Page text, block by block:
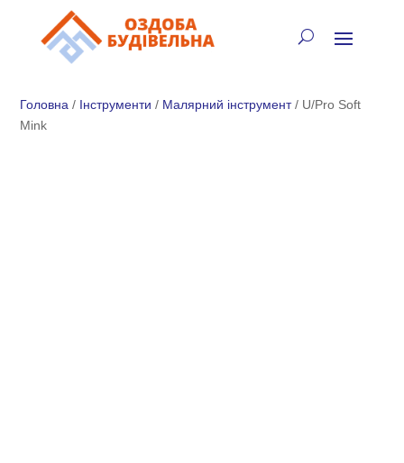
⚡
Головна / Інструменти / Малярний інструмент/ U/Pro Soft
Mink